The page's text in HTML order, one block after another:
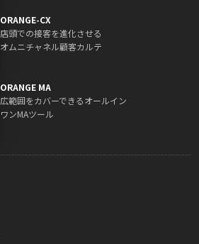
ORANGE-CX
店頭での接客を進化させる
オムニチャネル顧客カルテ
ORANGE MA
広範囲をカバーできるオールイン
ワンMAツール